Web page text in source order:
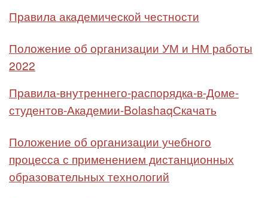
Правила академической честности
Положение об организации УМ и НМ работы
2022
Правила-внутреннего-распорядка-в-Доме-
студентов-Академии-BolashaqСкачать
Положение об организации учебного
процесса с применением дистанционных
образовательных технологий